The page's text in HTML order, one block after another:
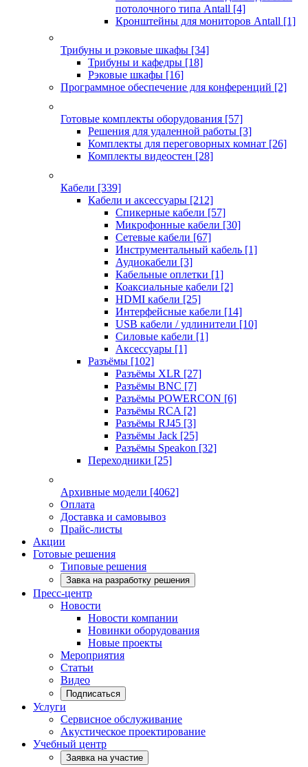
потолочного типа Antall [4]
Кронштейны для мониторов Antall [1]
Трибуны и рэковые шкафы [34]
Трибуны и кафедры [18]
Рэковые шкафы [16]
Программное обеспечение для конференций [2]
Готовые комплекты оборудования [57]
Решения для удаленной работы [3]
Комплекты для переговорных комнат [26]
Комплекты видеостен [28]
Кабели [339]
Кабели и аксессуары [212]
Спикерные кабели [57]
Микрофонные кабели [30]
Сетевые кабели [67]
Инструментальный кабель [1]
Аудиокабели [3]
Кабельные оплетки [1]
Коаксиальные кабели [2]
HDMI кабели [25]
Интерфейсные кабели [14]
USB кабели / удлинители [10]
Силовые кабели [1]
Аксессуары [1]
Разъёмы [102]
Разъёмы XLR [27]
Разъёмы BNC [7]
Разъёмы POWERCON [6]
Разъёмы RCA [2]
Разъёмы RJ45 [3]
Разъёмы Jack [25]
Разъёмы Speakon [32]
Переходники [25]
Архивные модели [4062]
Оплата
Доставка и самовывоз
Прайс-листы
Акции
Готовые решения
Типовые решения
Завка на разработку решения
Пресс-центр
Новости
Новости компании
Новинки оборудования
Новые проекты
Мероприятия
Статьи
Видео
Подписаться
Услуги
Сервисное обслуживание
Акустическое проектирование
Учебный центр
Заявка на участие